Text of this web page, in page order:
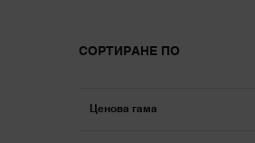
СОРТИРАНЕ ПО
Ценова гама